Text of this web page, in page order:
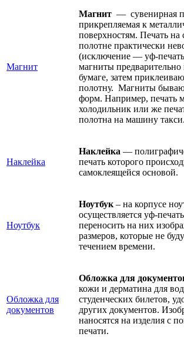
Магнит
Магнит — сувенирная
прикрепляемая к
поверхностям. Печать
полотне практически
(исключение — уф-
магниты предварительно
бумаге, затем
полотну. Магниты
форм. Например, печать
холодильник или же
полотна на машину такси.
Наклейка
Наклейка —
печать которого
самоклеящейся основой.
Ноутбук
Ноутбук – на корпусе
осуществляется уф-
переносить на них
размеров, которые не
течением времени.
Обложка для
документов
Обложка для
кожи и дерматина для
студенческих билетов,
других документов.
наносятся на изделия с
печати.